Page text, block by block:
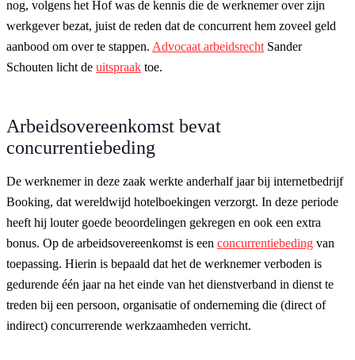
nog, volgens het Hof was de kennis die de werknemer over zijn
werkgever bezat, juist de reden dat de concurrent hem zoveel geld
aanbood om over te stappen. Advocaat arbeidsrecht Sander
Schouten licht de uitspraak toe.
Arbeidsovereenkomst bevat
concurrentiebeding
De werknemer in deze zaak werkte anderhalf jaar bij internetbedrijf
Booking, dat wereldwijd hotelboekingen verzorgt. In deze periode
heeft hij louter goede beoordelingen gekregen en ook een extra
bonus. Op de arbeidsovereenkomst is een concurrentiebeding van
toepassing. Hierin is bepaald dat het de werknemer verboden is
gedurende één jaar na het einde van het dienstverband in dienst te
treden bij een persoon, organisatie of onderneming die (direct of
indirect) concurrerende werkzaamheden verricht.